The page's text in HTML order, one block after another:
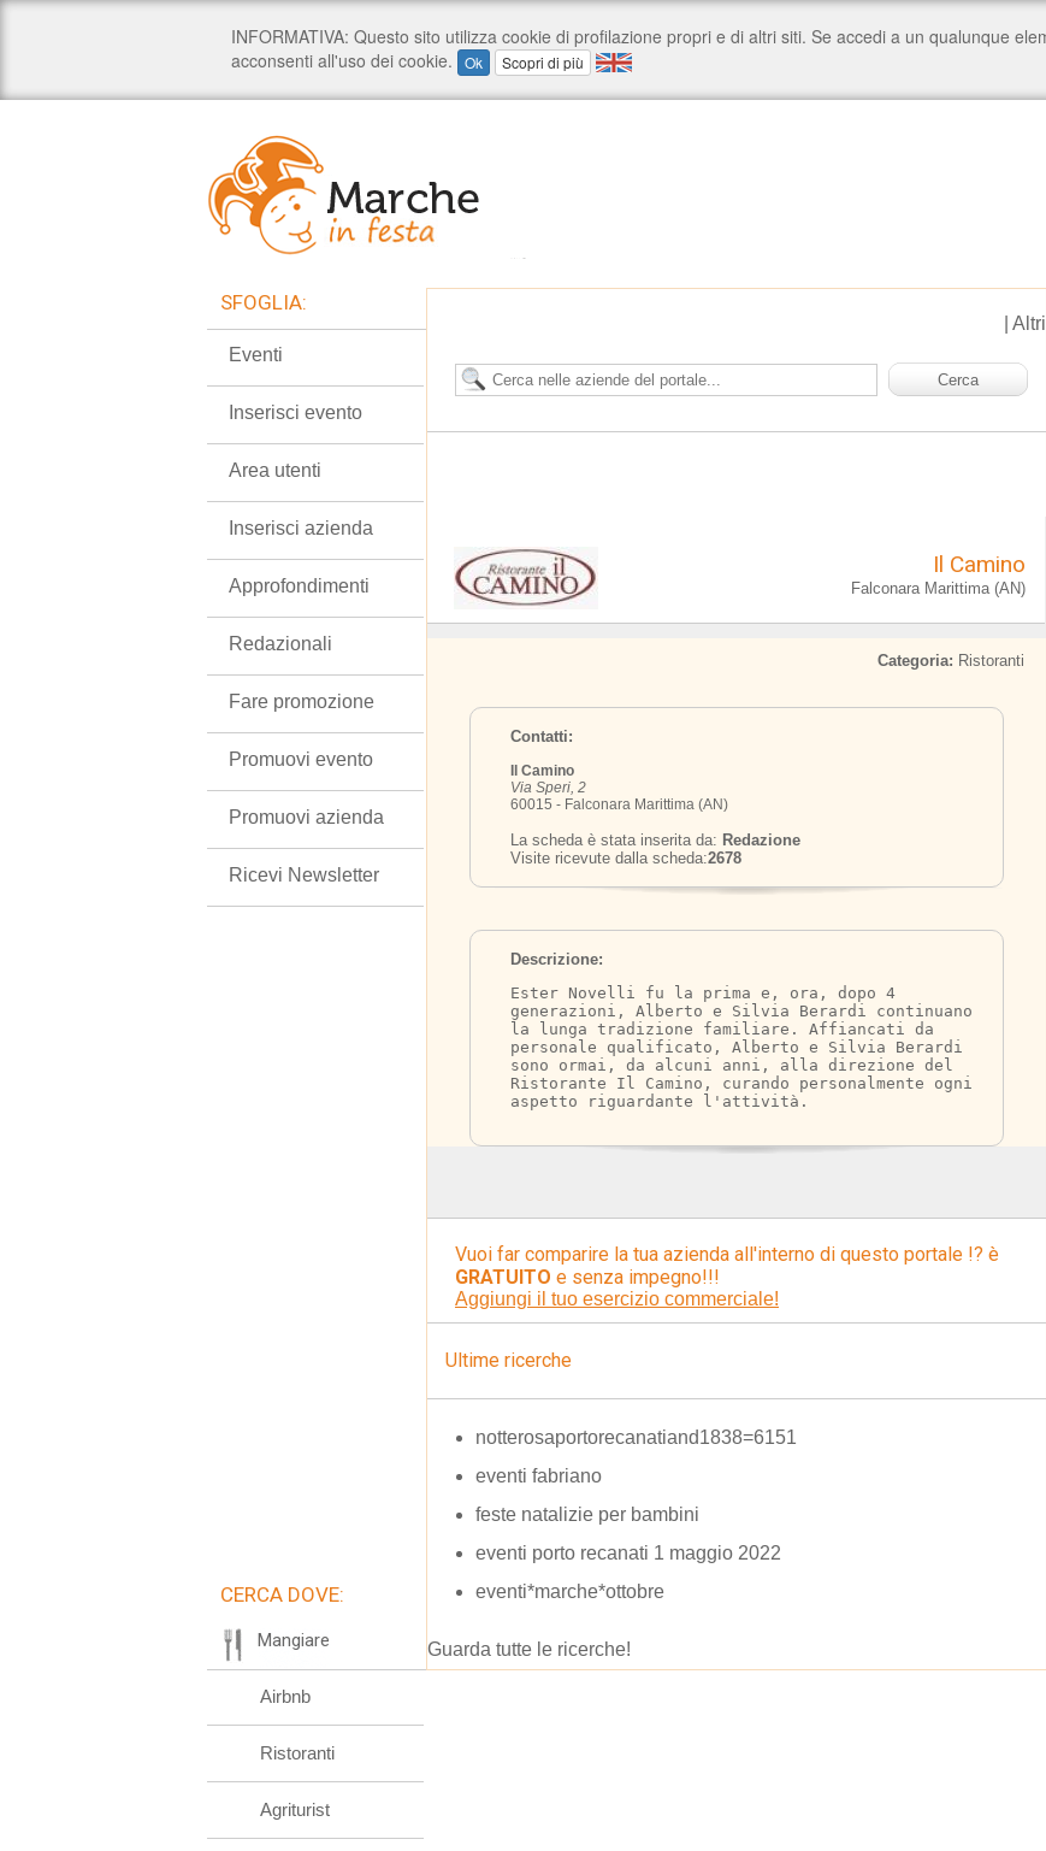
Altri
Il Camino
Falconara Marittima (AN)
Categoria: Ristoranti
Contatti:
Il Camino
Via Speri, 2
60015 - Falconara Marittima (AN)
La scheda è stata inserita da: Redazione
Visite ricevute dalla scheda:2678
Descrizione:
Ester Novelli fu la prima e, ora, dopo 4
generazioni, Alberto e Silvia Berardi continuano
la lunga tradizione familiare. Affiancati da
personale qualificato, Alberto e Silvia Berardi
sono ormai, da alcuni anni, alla direzione del
Ristorante Il Camino, curando personalmente ogni
aspetto riguardante l'attività.
Vuoi far comparire la tua azienda all'interno di questo portale !? è
GRATUITO e senza impegno!!!
Aggiungi il tuo esercizio commerciale!
Ultime ricerche
notterosaportorecanatiand1838=6151
eventi fabriano
feste natalizie per bambini
eventi porto recanati 1 maggio 2022
eventi*marche*ottobre
Guarda tutte le ricerche!
SFOGLIA:
Eventi
Inserisci evento
Area utenti
Inserisci azienda
Approfondimenti
Redazionali
Fare promozione
Promuovi evento
Promuovi azienda
Ricevi Newsletter
CERCA DOVE:
Mangiare
Airbnb
Ristoranti
Agriturist